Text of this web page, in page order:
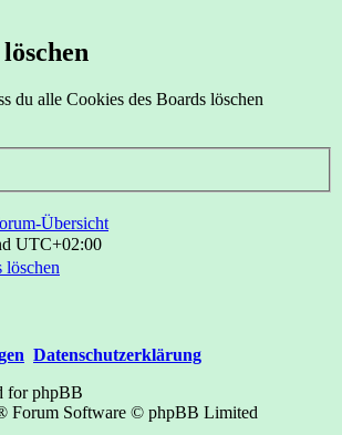
du alle Cookies des Boards löschen
Übersicht
UTC+02:00
Datenschutzerklärung
for phpBB
Forum Software © phpBB Limited